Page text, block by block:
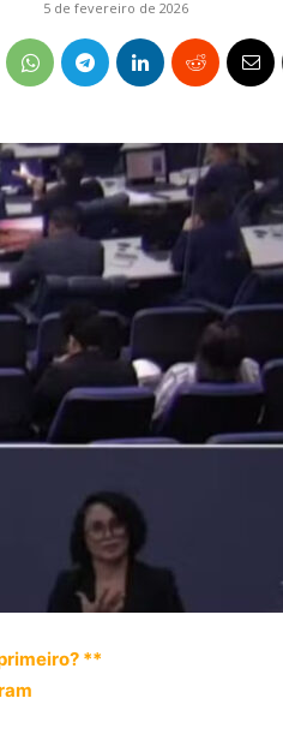
5 de fevereiro de 2026
**